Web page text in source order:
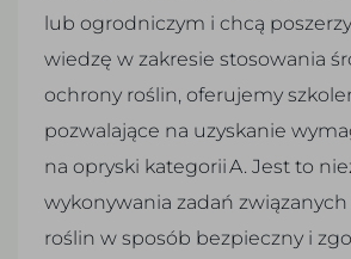
lub ogrodniczym i chcą
wiedzę w zakresie stosowania
ochrony roślin, oferujemy
pozwalające na uzyskanie
na opryski kategorii A. Jest to
wykonywania zadań
roślin w sposób bezpieczny i